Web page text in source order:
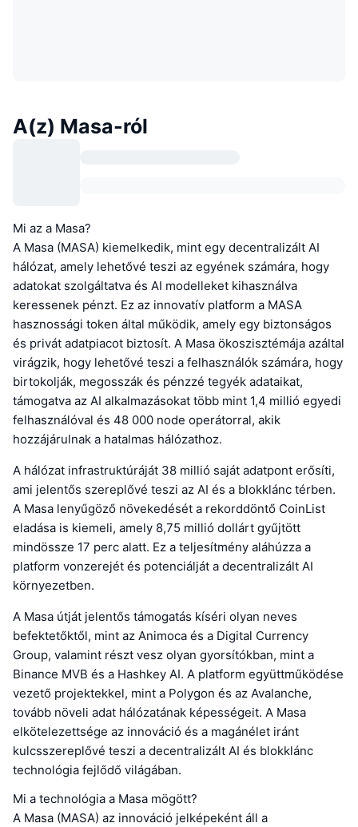
A(z) Masa-ról
Mi az a Masa?
A Masa (MASA) kiemelkedik, mint egy decentralizált AI
hálózat, amely lehetővé teszi az egyének számára, hogy
adatokat szolgáltatva és AI modelleket kihasználva
keressenek pénzt. Ez az innovatív platform a MASA
hasznossági token által működik, amely egy biztonságos
és privát adatpiacot biztosít. A Masa ökoszisztémája azáltal
virágzik, hogy lehetővé teszi a felhasználók számára, hogy
birtokolják, megosszák és pénzzé tegyék adataikat,
támogatva az AI alkalmazásokat több mint 1,4 millió egyedi
felhasználóval és 48 000 node operátorral, akik
hozzájárulnak a hatalmas hálózathoz.
A hálózat infrastruktúráját 38 millió saját adatpont erősíti,
ami jelentős szereplővé teszi az AI és a blokklánc térben.
A Masa lenyűgöző növekedését a rekorddöntő CoinList
eladása is kiemeli, amely 8,75 millió dollárt gyűjtött
mindössze 17 perc alatt. Ez a teljesítmény aláhúzza a
platform vonzerejét és potenciálját a decentralizált AI
környezetben.
A Masa útját jelentős támogatás kíséri olyan neves
befektetőktől, mint az Animoca és a Digital Currency
Group, valamint részt vesz olyan gyorsítókban, mint a
Binance MVB és a Hashkey AI. A platform együttműködése
vezető projektekkel, mint a Polygon és az Avalanche,
tovább növeli adat hálózatának képességeit. A Masa
elkötelezettsége az innováció és a magánélet iránt
kulcsszereplővé teszi a decentralizált AI és blokklánc
technológia fejlődő világában.
Mi a technológia a Masa mögött?
A Masa (MASA) az innováció jelképeként áll a